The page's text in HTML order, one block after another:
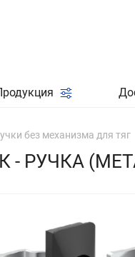
без механизма для тяг
- РУЧКА